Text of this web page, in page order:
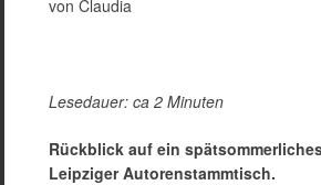
von Claudia
Lesedauer: ca 2 Minuten
Rückblick auf ein
Leipziger Autorenstammtisch.